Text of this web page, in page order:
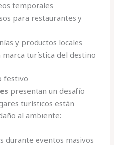
temporales
para restaurantes y
y productos locales
turística del destino
festivo
presentan un desafío
turísticos están
al ambiente:
durante eventos masivos